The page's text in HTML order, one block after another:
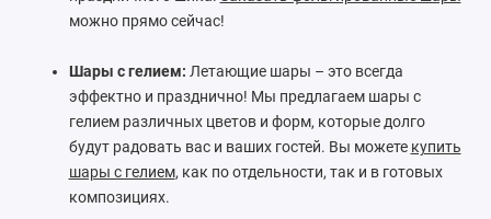
можно прямо сейчас!
Шары с гелием: Летающие шары – это всегда
эффектно и празднично! Мы предлагаем шары с
гелием различных цветов и форм, которые долго
будут радовать вас и ваших гостей. Вы можете купить
шары с гелием, как по отдельности, так и в готовых
композициях.